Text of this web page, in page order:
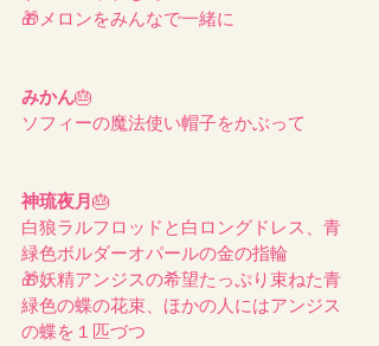
🎁メロンをみんなで一緒に
みかん🎂
ソフィーの魔法使い帽子をかぶって
神琉夜月🎂
白狼ラルフロッドと白ロングドレス、青
緑色ボルダーオパールの金の指輪
🎁妖精アンジスの希望たっぷり束ねた青
緑色の蝶の花束、ほかの人にはアンジス
の蝶を１匹づつ